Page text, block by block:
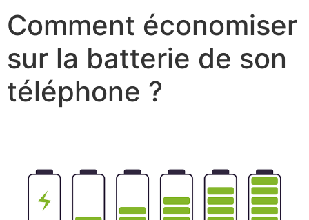
Comment économiser
sur la batterie de son
téléphone ?